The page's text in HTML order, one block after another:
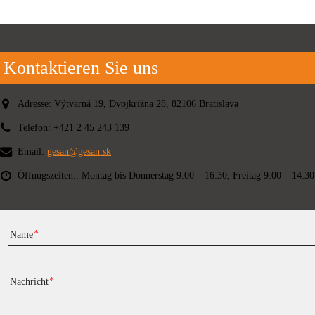
Kontaktieren Sie uns
Adresse: Výtvarná 19, Dvojkrížna 28, 82106 Bratislava
Telefon: +421 2 45 243 139
Email: gesan@gesan.sk
Öffnugszeiten:: Montag bis Donnerstag 9:00 – 16:30, Freitag 9:00 – 14:30
Name
Nachricht